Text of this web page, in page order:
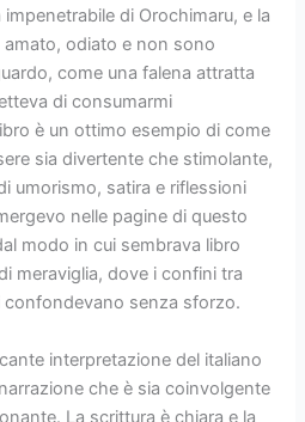
di Orochimaru, e la
amato, odiato e non sono
come una falena attratta
di consumarmi
è un ottimo esempio di come
sia divertente che stimolante,
umorismo, satira e riflessioni
nelle pagine di questo
modo in cui sembrava libro
meraviglia, dove i confini tra
confondevano senza sforzo.
interpretazione del italiano
che è sia coinvolgente
La scrittura è chiara e la